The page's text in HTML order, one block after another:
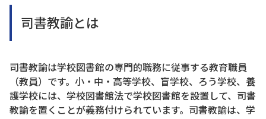
司書教諭とは
司書教諭は学校図書館の専門的職務に従事する教育職員
（教員）です。小・中・高等学校、盲学校、ろう学校、養
護学校には、学校図書館法で学校図書館を設置して、司書
教諭を置くことが義務付けられています。司書教諭は、学